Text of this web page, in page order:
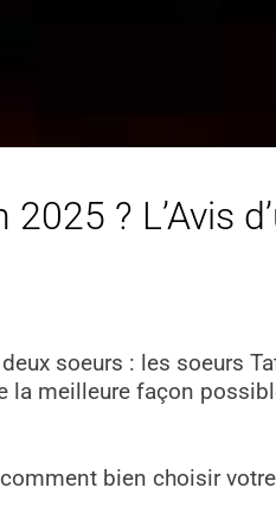
? L’Avis
soeurs : les soeurs
la meilleure façon
bien choisir